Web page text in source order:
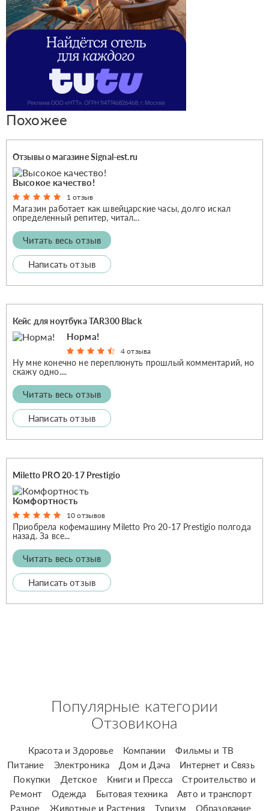
Похожее
Отзывы о магазине Signal-est.ru
Высокое качество!
1 отзыв
Магазин работает как швейцарские часы, долго искал
определенный репитер, читал...
Читать весь отзыв
Написать отзыв
Кейс для ноутбука TAR300 Black
Норма!
4 отзыва
Ну мне конечно не переплюнуть прошлый комментарий, но
скажу одно....
Читать весь отзыв
Написать отзыв
Miletto PRO 20-17 Prestigio
Комфортность
10 отзывов
Приобрела кофемашину Miletto Pro 20-17 Prestigio полгода
назад. За все...
Читать весь отзыв
Написать отзыв
Популярные категории
Отзовикона
Красота и Здоровье Компании
Фильмы и ТВ
Питание
Электроника Дом и Дача
Интернет и Связь
Покупки
Детское Книги и Пресса
Строительство и
Ремонт
Одежда Бытовая техника
Авто и транспорт
Разное
Животные и Растения Туризм
Образование